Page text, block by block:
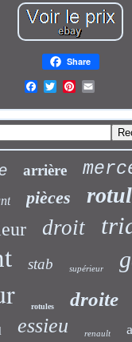
Share
arrière
pièces
droit
stab supérieur
rotules droite
essieu renault